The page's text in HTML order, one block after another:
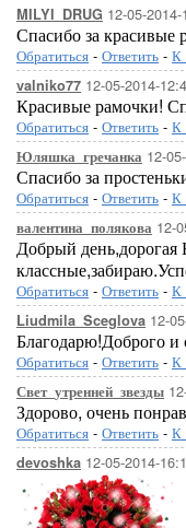
MILYI_DRUG 12-05-
Спасибо за красивые
Обратиться - Ответить - К
valniko77 12-05-2014-
Красивые рамочки!
Обратиться - Ответить - К
Юляшка_гречанка 12-
Спасибо за
Обратиться - Ответить - К
валентина_полякова 12-
Добрый
Обратиться - Ответить - К
Liudmila_Sceglova 12-
Благодарю!Доброго и
Обратиться - Ответить - К
Свет_утренней_звезды
Здорово, очень
Обратиться - Ответить - К
devoshka 12-05-2014-